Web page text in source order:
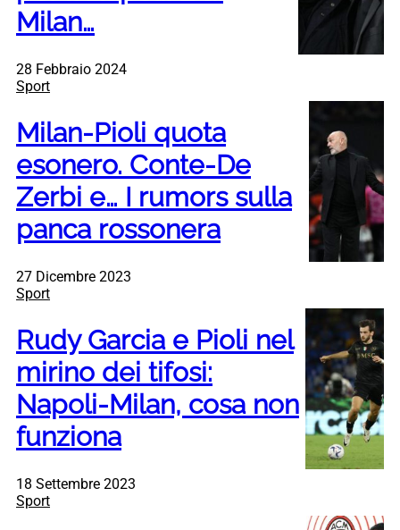
Milan…
28 Febbraio 2024
Sport
Milan-Pioli quota
esonero. Conte-De
Zerbi e… I rumors sulla
panca rossonera
27 Dicembre 2023
Sport
Rudy Garcia e Pioli nel
mirino dei tifosi:
Napoli-Milan, cosa non
funziona
18 Settembre 2023
Sport